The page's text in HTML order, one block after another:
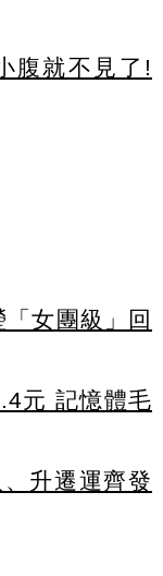
腹就不見了!
女團級」回
元 記憶體毛
升遷運齊發